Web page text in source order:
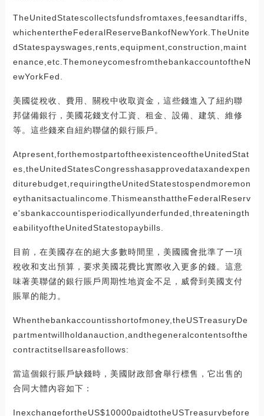
TheUnitedStatescollectsfundsfromtaxes,feesandtariffs,
whichentertheFederalReserveBankofNewYork.TheUnite
dStatespayswages,rents,equipment,construction,maint
enance,etc.ThemoneycomesfromthebankaccountoftheN
ewYorkFed.
美國從稅收、費用、關稅中收取資金，這些錢進入了紐約聯
邦儲備銀行，美國花錢支付工資、租金、設備、建筑、維修
等。這些錢來自紐約聯儲的銀行賬戶。
Atpresent,forthemostpartoftheexistenceoftheUnitedStat
es,theUnitedStatesCongresshasapprovedataxandexpen
diturebudget,requiringtheUnitedStatestospendmoremon
eythanitsactualincome.ThismeansthattheFederalReserv
e'sbankaccountisperiodicallyunderfunded,threateningth
eabilityoftheUnitedStatestopaybills.
目前，在美國存在的絕大多數時間里，美國國會批準了一項
稅收和支出預算，要求美國花費比實際收入更多的錢。這意
味著美聯儲的銀行賬戶周期性地資金不足，威脅到美國支付
賬單的能力。
Whenthebankaccountisshortofmoney,theUSTreasuryDe
partmentwillholdanauction,andthegeneralcontentsofthe
contractitsellsareasfollows:
當這個銀行賬戶缺錢時，美國財政部會舉行標售，它出售的
合同大體內容如下：
InexchangefortheUS$10000paidtotheUSTreasurybefore